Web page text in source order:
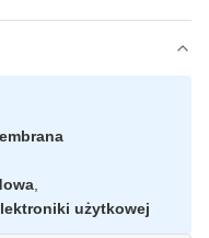
użytkowej